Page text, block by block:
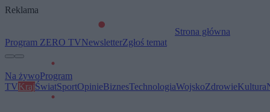
Reklama
Strona główna
Program ZERO TVNewsletterZgłoś temat
Na żywoProgram
TVKrajŚwiatSportOpinieBiznesTechnologiaWojskoZdrowieKultura